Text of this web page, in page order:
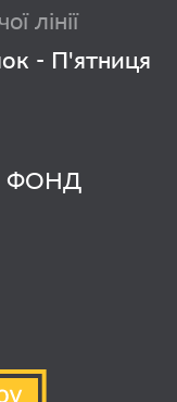
ФОНД
лінії
- П'ятниця